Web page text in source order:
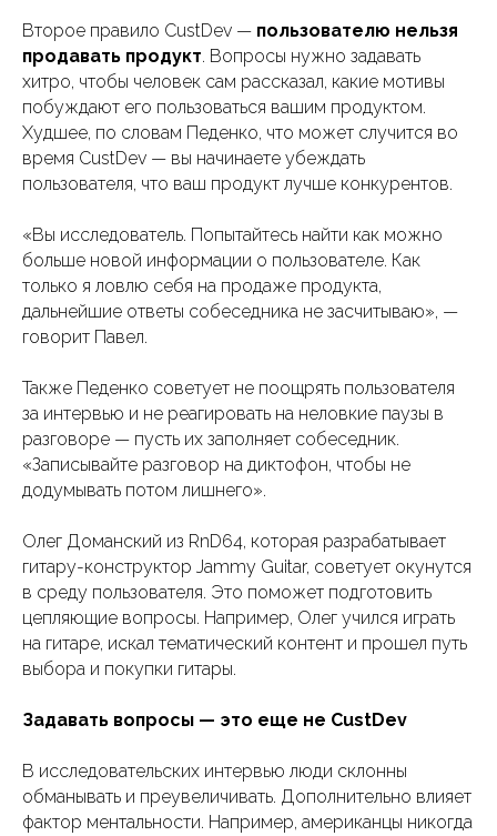
Второе правило CustDev — пользователю нельзя
продавать продукт. Вопросы нужно задавать
хитро, чтобы человек сам рассказал, какие мотивы
побуждают его пользоваться вашим продуктом.
Худшее, по словам Педенко, что может случится во
время CustDev — вы начинаете убеждать
пользователя, что ваш продукт лучше конкурентов.
«Вы исследователь. Попытайтесь найти как можно
больше новой информации о пользователе. Как
только я ловлю себя на продаже продукта,
дальнейшие ответы собеседника не засчитываю», —
говорит Павел.
Также Педенко советует не поощрять пользователя
за интервью и не реагировать на неловкие паузы в
разговоре — пусть их заполняет собеседник.
«Записывайте разговор на диктофон, чтобы не
додумывать потом лишнего».
Олег Доманский из RnD64, которая разрабатывает
гитару-конструктор Jammy Guitar, советует окунутся
в среду пользователя. Это поможет подготовить
цепляющие вопросы. Например, Олег учился играть
на гитаре, искал тематический контент и прошел путь
выбора и покупки гитары.
Задавать вопросы — это еще не CustDev
В исследовательских интервью люди склонны
обманывать и преувеличивать. Дополнительно влияет
фактор ментальности. Например, американцы никогда